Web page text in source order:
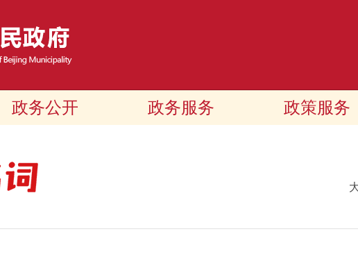
政务公开 政务服务 政策服务